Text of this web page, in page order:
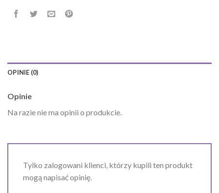
OPINIE (0)
Opinie
Na razie nie ma opinii o produkcie.
Tylko zalogowani klienci, którzy kupili ten produkt
mogą napisać opinię.